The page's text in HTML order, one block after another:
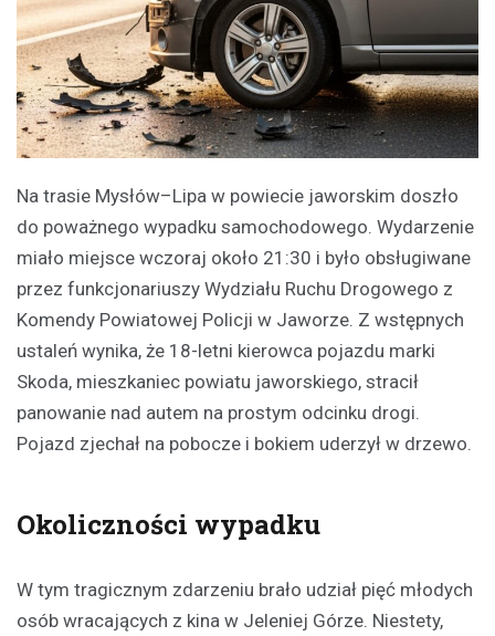
Na trasie Mysłów–Lipa w powiecie jaworskim doszło
do poważnego wypadku samochodowego. Wydarzenie
miało miejsce wczoraj około 21:30 i było obsługiwane
przez funkcjonariuszy Wydziału Ruchu Drogowego z
Komendy Powiatowej Policji w Jaworze. Z wstępnych
ustaleń wynika, że 18-letni kierowca pojazdu marki
Skoda, mieszkaniec powiatu jaworskiego, stracił
panowanie nad autem na prostym odcinku drogi.
Pojazd zjechał na pobocze i bokiem uderzył w drzewo.
Okoliczności wypadku
W tym tragicznym zdarzeniu brało udział pięć młodych
osób wracających z kina w Jeleniej Górze. Niestety,